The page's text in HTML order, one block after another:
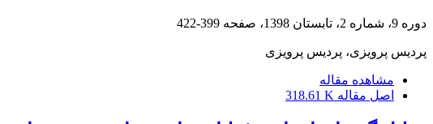
دوره 9، شماره 2، تابستان 1398، صفحه 399-422
پردیس پرویزی، پردیس پرویزی
مشاهده مقاله
اصل مقاله 318.61 K